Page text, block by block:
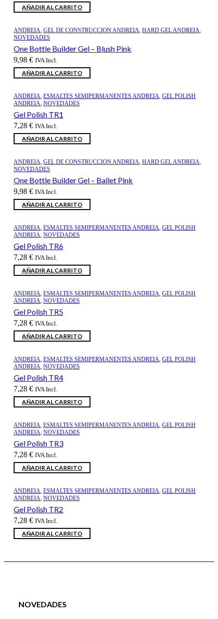
AÑADIR AL CARRITO
ANDREIA, GEL DE CONSTRUCCION ANDREIA, HARD GEL ANDREIA,
NOVEDADES
One Bottle Builder Gel – Blush Pink
9,98 € IVA Incl.
AÑADIR AL CARRITO
ANDREIA, ESMALTES SEMIPERMANENTES ANDREIA, GEL POLISH
ANDREIA, NOVEDADES
Gel Polish TR1
7,28 € IVA Incl.
AÑADIR AL CARRITO
ANDREIA, GEL DE CONSTRUCCION ANDREIA, HARD GEL ANDREIA,
NOVEDADES
One Bottle Builder Gel – Ballet Pink
9,98 € IVA Incl.
AÑADIR AL CARRITO
ANDREIA, ESMALTES SEMIPERMANENTES ANDREIA, GEL POLISH
ANDREIA, NOVEDADES
Gel Polish TR6
7,28 € IVA Incl.
AÑADIR AL CARRITO
ANDREIA, ESMALTES SEMIPERMANENTES ANDREIA, GEL POLISH
ANDREIA, NOVEDADES
Gel Polish TR5
7,28 € IVA Incl.
AÑADIR AL CARRITO
ANDREIA, ESMALTES SEMIPERMANENTES ANDREIA, GEL POLISH
ANDREIA, NOVEDADES
Gel Polish TR4
7,28 € IVA Incl.
AÑADIR AL CARRITO
ANDREIA, ESMALTES SEMIPERMANENTES ANDREIA, GEL POLISH
ANDREIA, NOVEDADES
Gel Polish TR3
7,28 € IVA Incl.
AÑADIR AL CARRITO
ANDREIA, ESMALTES SEMIPERMANENTES ANDREIA, GEL POLISH
ANDREIA, NOVEDADES
Gel Polish TR2
7,28 € IVA Incl.
AÑADIR AL CARRITO
NOVEDADES